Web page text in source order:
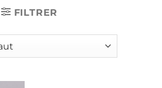
FILTRER